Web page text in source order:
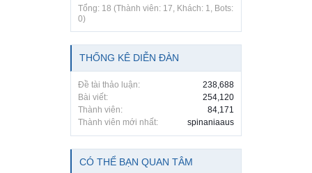
Tổng: 18 (Thành viên: 17, Khách: 1, Bots:
0)
THỐNG KÊ DIỄN ĐÀN
Đề tài thảo luận:
238,688
Bài viết:
254,120
Thành viên:
84,171
Thành viên mới nhất:
spinaniaaus
CÓ THỂ BẠN QUAN TÂM